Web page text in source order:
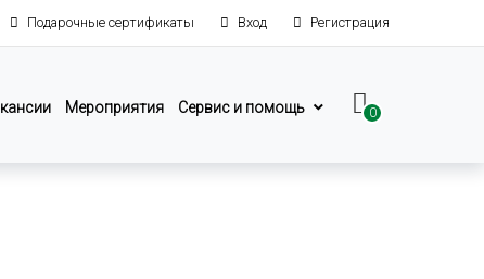
Подарочные сертификаты Вход Регистрация
Мероприятия Сервис и помощь 0